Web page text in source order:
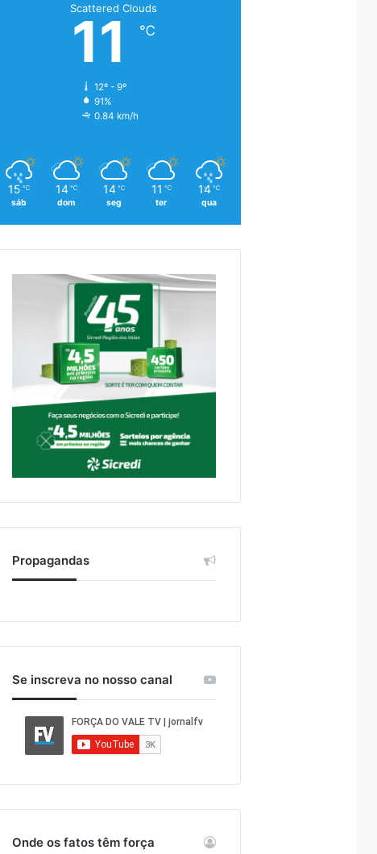
Scattered Clouds
11 ℃
12º - 9º
91%
0.84 km/h
15 ℃
sáb
14 ℃
dom
14 ℃
seg
11 ℃
ter
14 ℃
qua
Propagandas
Se inscreva no nosso canal
Onde os fatos têm força